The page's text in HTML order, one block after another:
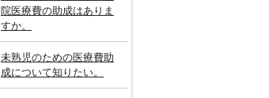
院医療費の助成はありま
すか。
未熟児のための医療費助
成について知りたい。